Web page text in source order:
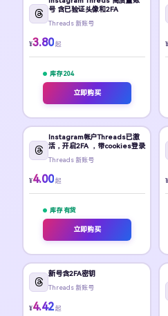
号 含已验证头像和2FA
Threads 新账号
¥3.80 起
库存 204
立即购买
¥
Instagram帐户Threads已激
活，开启2FA ，带cookies登录
Threads 新账号
¥4.00 起
库存 有货
立即购买
¥
新号含2FA密钥
Threads 新账号
¥4.42 起